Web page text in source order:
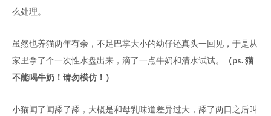
么处理。
虽然也养猫两年有余，不足巴掌大小的幼仔还真头一回见，于是从
家里拿了个一次性水盘出来，滴了一点牛奶和清水试试。
（ps. 猫
不能喝牛奶！请勿模仿！）
小猫闻了闻舔了舔，大概是和母乳味道差异过大，舔了两口之后叫